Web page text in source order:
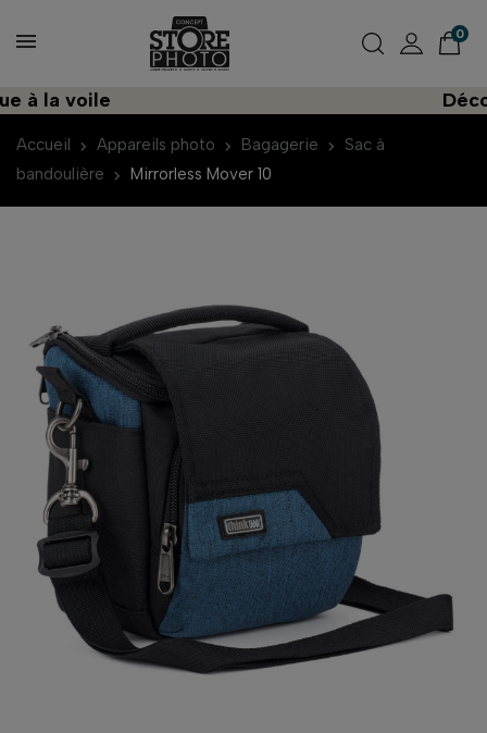
0
la voile
Accueil Appareils photo Bagagerie
Sac à
bandoulière
Mirrorless Mover 10